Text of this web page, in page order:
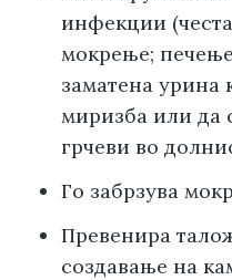
инфекции
мокрење;
заматена урина
миризба или да
грчеви во
Го забрзува
Превенира
создавање на